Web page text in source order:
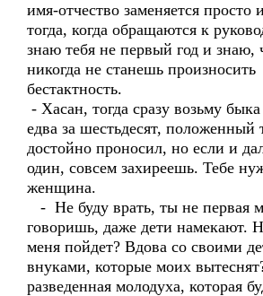
имя-отчество заменяется просто
тогда, когда обращаются к
знаю тебя не первый год и знаю,
никогда не станешь произносить
бестактность.
- Хасан, тогда сразу возьму быка
едва за шестьдесят, положенный
достойно проносил, но если и
один, совсем захиреешь. Тебе
женщина.
- Не буду врать, ты не первая
говоришь, даже дети намекают.
меня пойдет? Вдова со своими
внуками, которые моих
разведенная молодуха, которая